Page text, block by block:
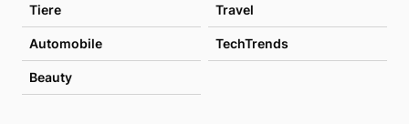
Tiere Travel
Automobile TechTrends
Beauty